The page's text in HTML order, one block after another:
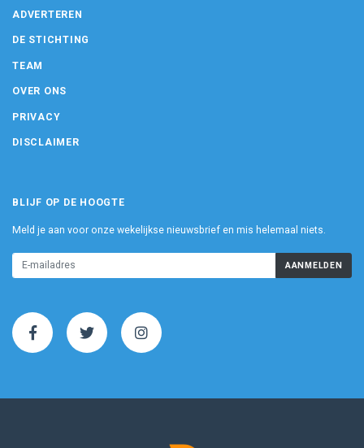
ADVERTEREN
DE STICHTING
TEAM
OVER ONS
PRIVACY
DISCLAIMER
BLIJF OP DE HOOGTE
Meld je aan voor onze wekelijkse nieuwsbrief en mis helemaal niets.
AANMELDEN